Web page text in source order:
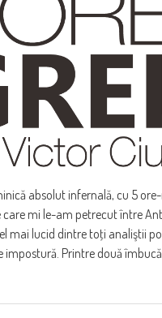
absolut infernală, cu 5
care mi le-am petrecut între
mai lucid dintre toţi analiştii
impostură. Printre două